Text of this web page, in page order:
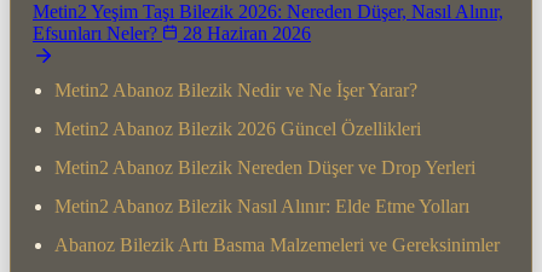
Metin2 Yeşim Taşı Bilezik 2026: Nereden Düşer, Nasıl Alınır,
Efsunları Neler?
28 Haziran 2026
Metin2 Abanoz Bilezik Nedir ve Ne İşer Yarar?
Metin2 Abanoz Bilezik 2026 Güncel Özellikleri
Metin2 Abanoz Bilezik Nereden Düşer ve Drop Yerleri
Metin2 Abanoz Bilezik Nasıl Alınır: Elde Etme Yolları
Abanoz Bilezik Artı Basma Malzemeleri ve Gereksinimler